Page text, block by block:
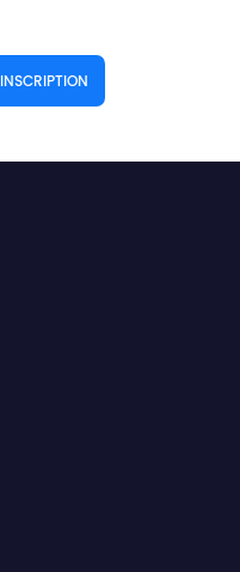
INSCRIPTION